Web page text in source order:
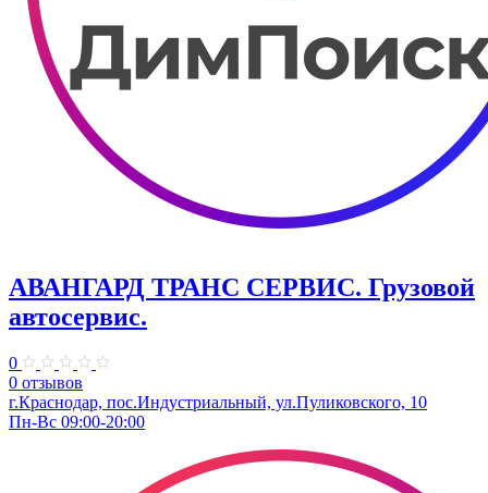
АВАНГАРД ТРАНС СЕРВИС. Грузовой
автосервис.
0
0 отзывов
г.Краснодар, пос.Индустриальный, ул.Пуликовского, 10
Пн-Вс 09:00-20:00